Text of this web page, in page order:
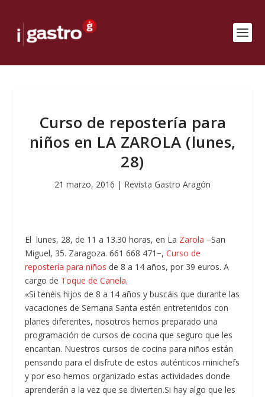
Curso de repostería para
niños en LA ZAROLA (lunes,
28)
21 marzo, 2016 | Revista Gastro Aragón
El lunes, 28, de 11 a 13.30 horas, en La Zarola −San
Miguel, 35. Zaragoza. 661 668 471−,Curso de
repostería para niños de 8 a 14 años, por 39 euros. A
cargo de Toque de Canela.
«Si tenéis hijos de 8 a 14 años y buscáis que durante las
vacaciones de Semana Santa estén entretenidos con
planes diferentes, nosotros hemos preparado una
programación de cursos de cocina que seguro que les
encantan. Nuestros cursos de cocina para niños están
pensando para el disfrute de estos auténticos minichefs
y por eso hemos organizado estas actividades donde
aprenderán a la vez que se divierten.Si hay algo que les